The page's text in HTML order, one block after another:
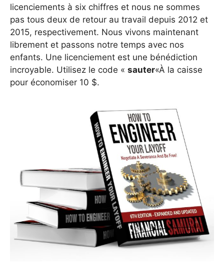
licenciements à six chiffres et nous ne sommes
pas tous deux de retour au travail depuis 2012 et
2015, respectivement. Nous vivons maintenant
librement et passons notre temps avec nos
enfants. Une licenciement est une bénédiction
incroyable. Utilisez le code « sauter«À la caisse
pour économiser 10 $.